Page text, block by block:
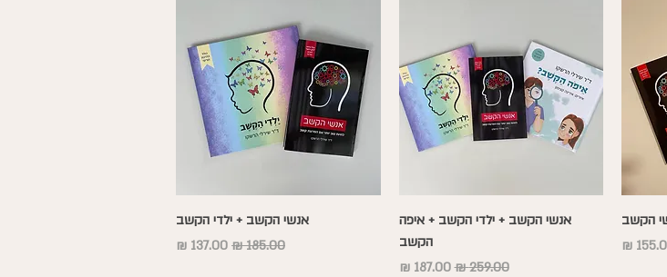
הקשב
מבצע
תצוגה מהירה
אנשי הקשב + ילדי הקשב + איפה
הקשב
מחיר רגיל‏259.00 ‏₪ מחיר מבצע‏187.00 ‏₪
תצוגה מהירה
אנשי הקשב + ילדי הקשב
מחיר רגיל מחיר מבצע